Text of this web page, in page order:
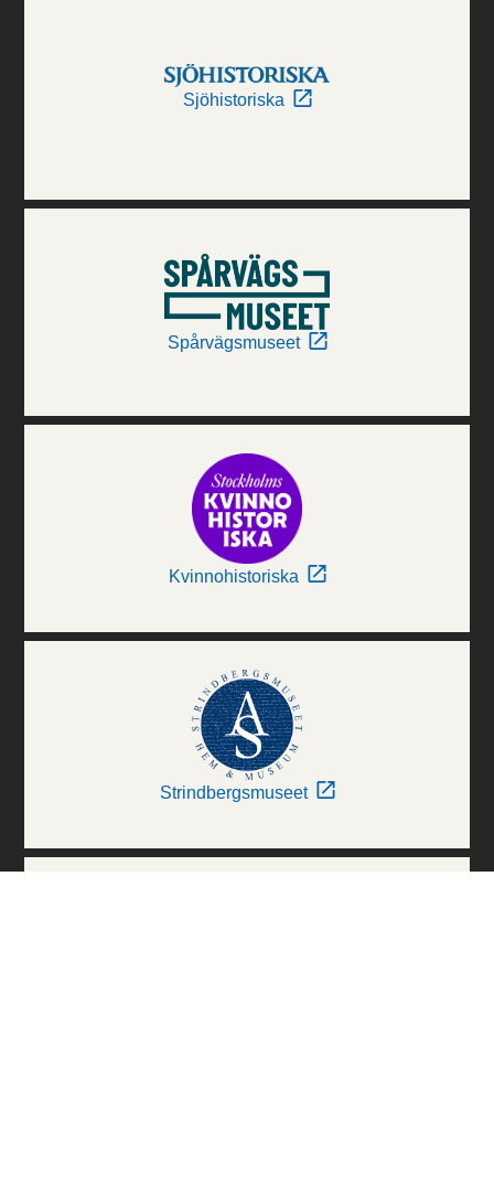
Sjöhistoriska
Spårvägsmuseet
Kvinnohistoriska
Strindbergsmuseet